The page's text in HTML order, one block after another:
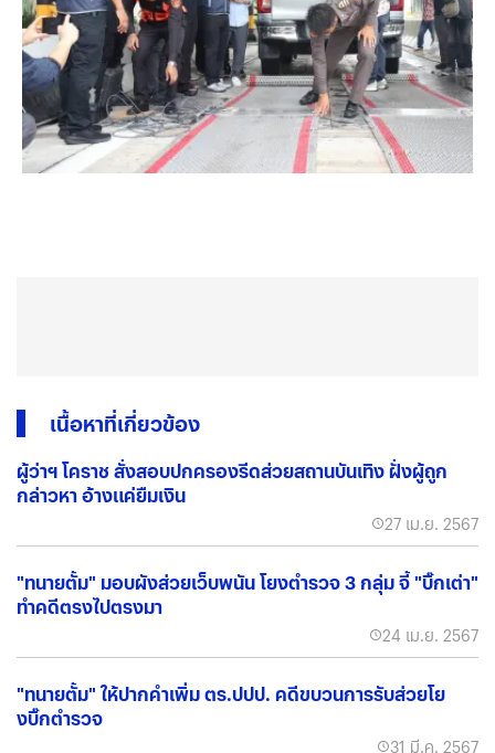
เนื้อหาที่เกี่ยวข้อง
ผู้ว่าฯ โคราช สั่งสอบปกครองรีดส่วยสถานบันเทิง ฝั่งผู้ถูก
กล่าวหา อ้างแค่ยืมเงิน
27 เม.ย. 2567
"ทนายตั้ม" มอบผังส่วยเว็บพนัน โยงตำรวจ 3 กลุ่ม จี้ "บิ๊กเต่า"
ทำคดีตรงไปตรงมา
24 เม.ย. 2567
"ทนายตั้ม" ให้ปากคำเพิ่ม ตร.ปปป. คดีขบวนการรับส่วยโย
งบิ๊กตำรวจ
31 มี.ค. 2567